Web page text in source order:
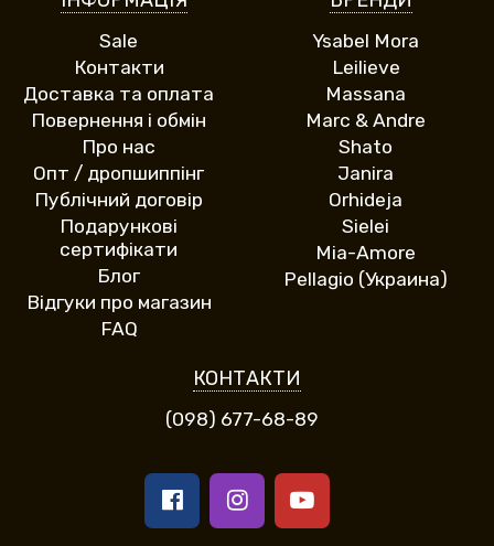
Sale
Контакти
Доставка та оплата
Повернення і обмін
Про нас
Опт / дропшиппінг
Публічний договір
Подарункові
сертифікати
Блог
Відгуки про магазин
FAQ
Ysabel Mora
Leilieve
Massana
Marc & Andre
Shato
Janira
Orhideja
Sielei
Mia-Amore
Pellagio (Украина)
КОНТАКТИ
(098) 677-68-89